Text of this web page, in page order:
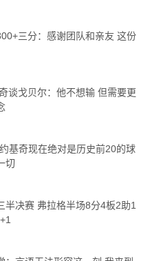
三分：感谢团队和亲友 这份
谈戈贝尔：他不想输 但需要更
基奇现在绝对是历史前20的球
切
半决赛 弗拉格半场8分4板2助1